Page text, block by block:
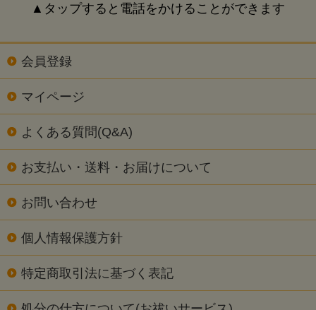
▲タップすると電話をかけることができます
会員登録
マイページ
よくある質問(Q&A)
お支払い・送料・お届けについて
お問い合わせ
個人情報保護方針
特定商取引法に基づく表記